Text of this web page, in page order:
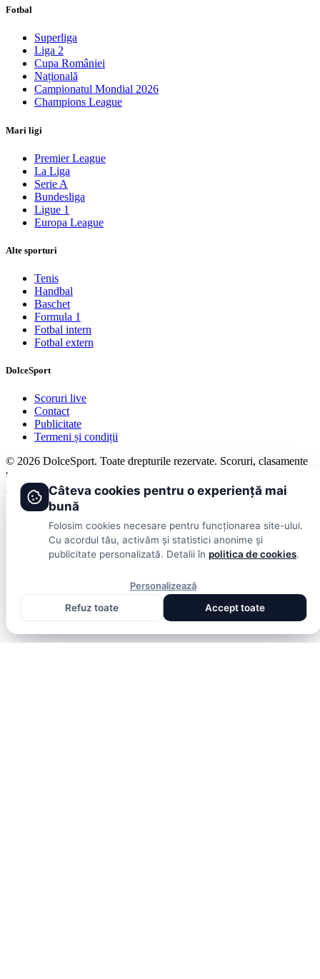
Fotbal
Superliga
Liga 2
Cupa României
Națională
Campionatul Mondial 2026
Champions League
Mari ligi
Premier League
La Liga
Serie A
Bundesliga
Ligue 1
Europa League
Alte sporturi
Tenis
Handbal
Baschet
Formula 1
Fotbal intern
Fotbal extern
DolceSport
Scoruri live
Contact
Publicitate
Termeni și condiții
© 2026 DolceSport. Toate drepturile rezervate. Scoruri, clasamente
și analize din toate competițiile
Fotbal intern Fotbal extern Scoruri live
Câteva cookies pentru o experiență mai
bună
Folosim cookies necesare pentru funcționarea site-ului.
Cu acordul tău, activăm și statistici anonime și
publicitate personalizată. Detalii în politica de cookies.
Personalizează
Refuz toate
Accept toate